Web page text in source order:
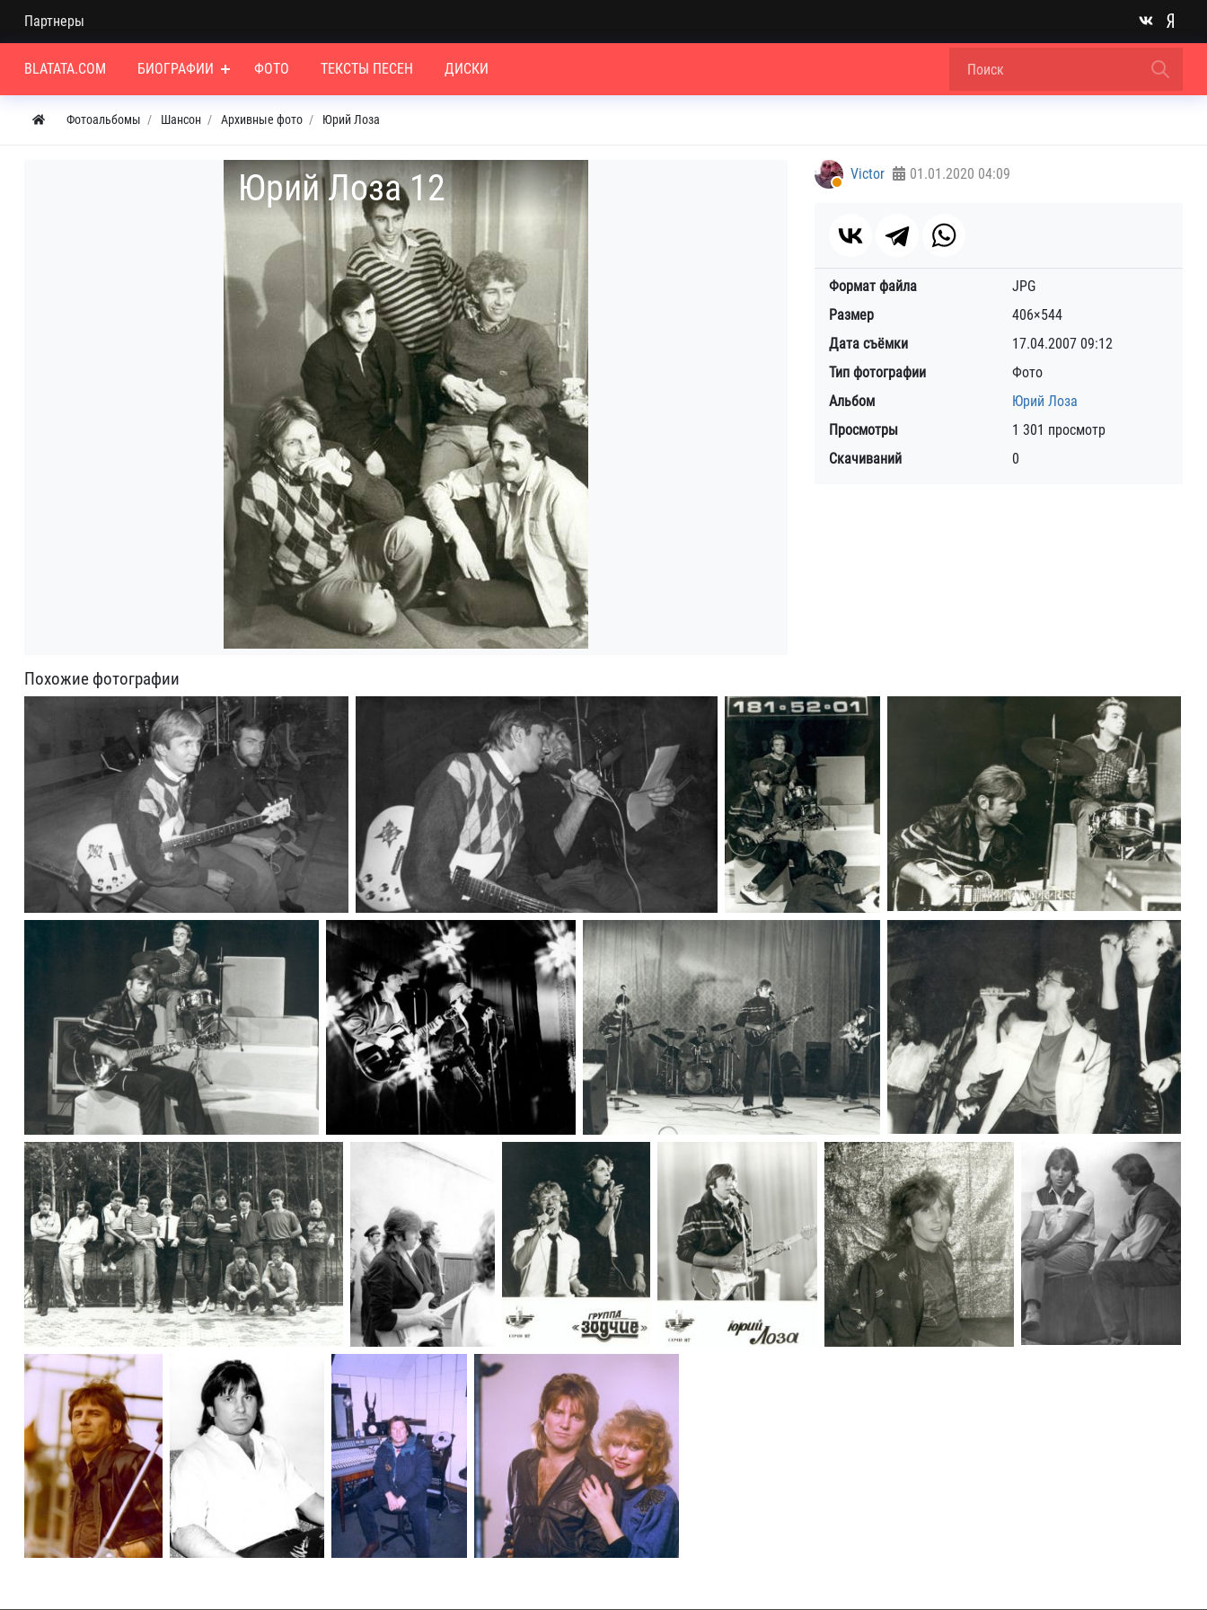
Партнеры
BLATATA.COM БИОГРАФИИ ФОТО ТЕКСТЫ ПЕСЕН ДИСКИ
Фотоальбомы Шансон Архивные фото Юрий Лоза
Юрий Лоза 12 Victor 01.01.2020 04:09
Формат файла
JPG
Размер
406×544
Дата съёмки
17.04.2007 09:12
Тип фотографии
Фото
Альбом
Юрий Лоза
Просмотры
1 301 просмотр
Скачиваний
0
Похожие фотографии